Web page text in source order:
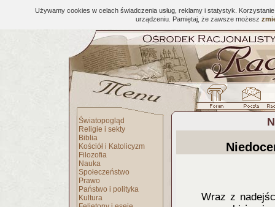
Używamy cookies w celach świadczenia usług, reklamy i statystyk.
urządzeniu. Pamiętaj, że zawsze możesz
Światopogląd
Religie i sekty
Biblia
Kościół i Katolicyzm
Filozofia
Nauka
Społeczeństwo
Prawo
Państwo i polityka
Kultura
Wraz z